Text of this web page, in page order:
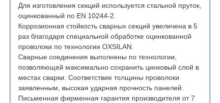
Для изготовления секций используется стальной пруток,
оцинкованный по EN 10244-2.
Коррозионная стойкость сварных секций увеличена в 5
раз благодаря специальной обработке оцинкованной
проволоки по технологии OXSILAN.
Сварные соединения выполнены по технологии,
позволяющей максимально сохранить цинковый слой в
местах сварки. Соответствие толщины проволоки
заявленным, высокая ударная прочность панелей.
Письменная фирменная гарантия производителя от 7